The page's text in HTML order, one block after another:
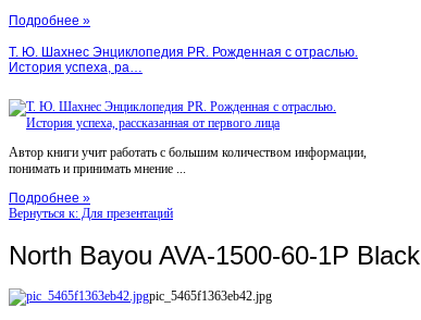
Подробнее »
Т. Ю. Шахнес Энциклопедия PR. Рожденная с отраслью.
История успеха, ра…
Автор книги учит работать с большим количеством информации,
понимать и принимать мнение ...
Подробнее »
Вернуться к: Для презентаций
North Bayou AVA-1500-60-1P Black
pic_5465f1363eb42.jpg